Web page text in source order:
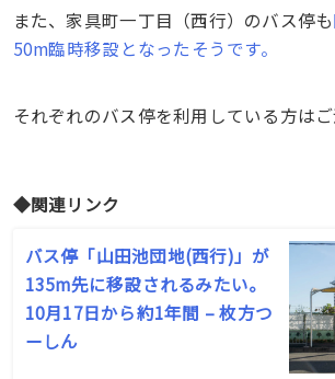
また、家具町一丁目（西行）のバス停も
50m臨時移設となったそうです。
それぞれのバス停を利用している方はご
◆関連リンク
バス停「山田池団地(西行)」が
135m先に移設されるみたい。
10月17日から約1年間 – 枚方つ
ーしん